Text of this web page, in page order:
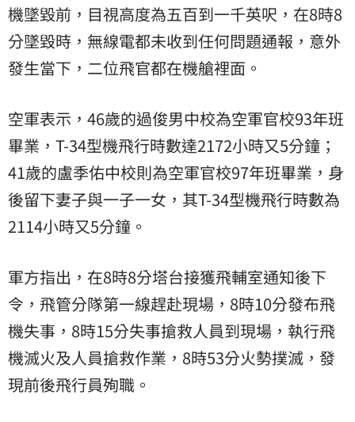
機墜毀前，目視高度為五百到一千英呎，在8時8
分墜毀時，無線電都未收到任何問題通報，意外
發生當下，二位飛官都在機艙裡面。
空軍表示，46歲的過俊男中校為空軍官校93年班
畢業，T-34型機飛行時數達2172小時又5分鐘；
41歲的盧季佑中校則為空軍官校97年班畢業，身
後留下妻子與一子一女，其T-34型機飛行時數為
2114小時又5分鐘。
軍方指出，在8時8分塔台接獲飛輔室通知後下
令，飛管分隊第一線趕赴現場，8時10分發布飛
機失事，8時15分失事搶救人員到現場，執行飛
機滅火及人員搶救作業，8時53分火勢撲滅，發
現前後飛行員殉職。